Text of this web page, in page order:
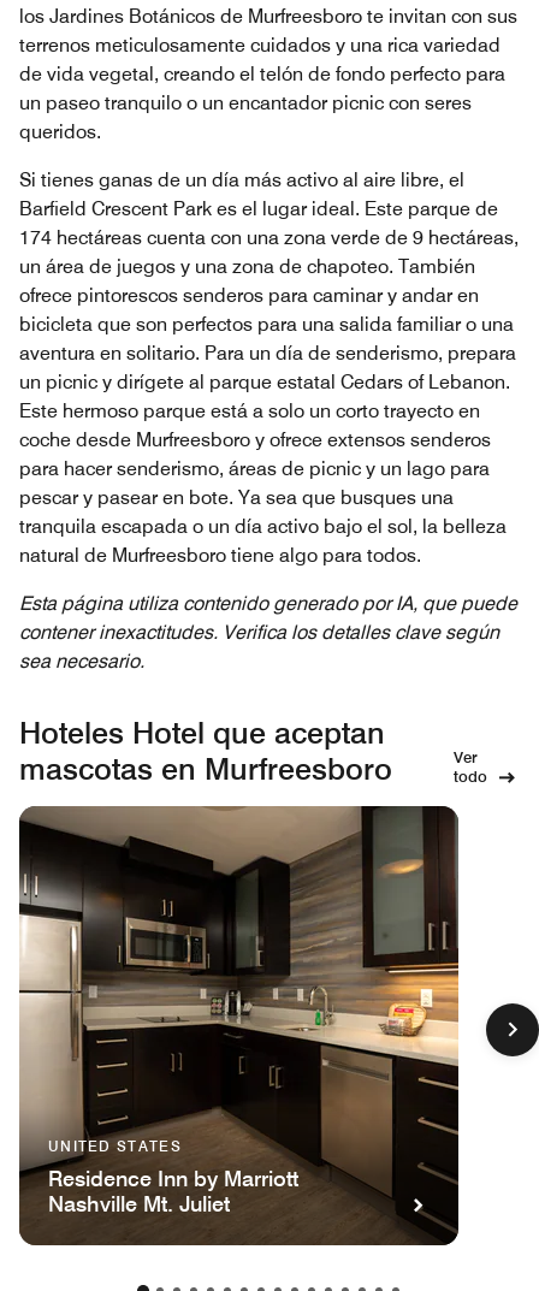
los Jardines Botánicos de Murfreesboro te invitan con sus
terrenos meticulosamente cuidados y una rica variedad
de vida vegetal, creando el telón de fondo perfecto para
un paseo tranquilo o un encantador picnic con seres
queridos.
Si tienes ganas de un día más activo al aire libre, el
Barfield Crescent Park es el lugar ideal. Este parque de
174 hectáreas cuenta con una zona verde de 9 hectáreas,
un área de juegos y una zona de chapoteo. También
ofrece pintorescos senderos para caminar y andar en
bicicleta que son perfectos para una salida familiar o una
aventura en solitario. Para un día de senderismo, prepara
un picnic y dirígete al parque estatal Cedars of Lebanon.
Este hermoso parque está a solo un corto trayecto en
coche desde Murfreesboro y ofrece extensos senderos
para hacer senderismo, áreas de picnic y un lago para
pescar y pasear en bote. Ya sea que busques una
tranquila escapada o un día activo bajo el sol, la belleza
natural de Murfreesboro tiene algo para todos.
Esta página utiliza contenido generado por IA, que puede
contener inexactitudes. Verifica los detalles clave según
sea necesario.
Hoteles Hotel que aceptan
mascotas en Murfreesboro
Ver
todo
UNITED STATES
Residence Inn by Marriott
Nashville Mt. Juliet